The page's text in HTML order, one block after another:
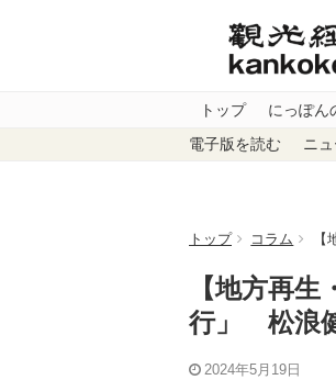
トップ にっぽん
電子版を読む ニ
トップ コラム
【地方再
行」 松浪
2024年5月19日